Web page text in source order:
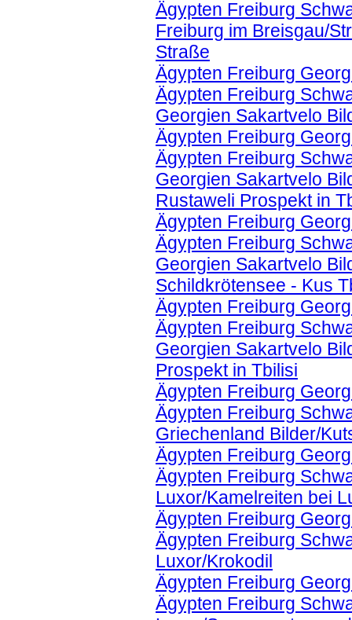
Ägypten Freiburg
Freiburg im Breisgau/
Straße
Ägypten Freiburg
Ägypten Freiburg
Georgien Sakartvelo
Ägypten Freiburg
Ägypten Freiburg
Georgien Sakartvelo
Rustaweli Prospekt in
Ägypten Freiburg
Ägypten Freiburg
Georgien Sakartvelo
Schildkrötensee - Kus
Ägypten Freiburg
Ägypten Freiburg
Georgien Sakartvelo
Prospekt in Tbilisi
Ägypten Freiburg
Ägypten Freiburg
Griechenland Bilder/
Ägypten Freiburg
Ägypten Freiburg
Luxor/Kamelreiten bei
Ägypten Freiburg
Ägypten Freiburg
Luxor/Krokodil
Ägypten Freiburg
Ägypten Freiburg